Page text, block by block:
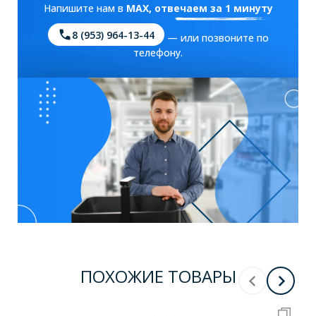
Напишите нам в MAX, отвечаем за 1 минуту
8 (953) 964-13-44
— или позвоните по
телефону.
ПОХОЖИЕ ТОВАРЫ